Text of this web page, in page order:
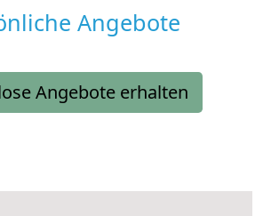
Angebote
Angebote erhalten